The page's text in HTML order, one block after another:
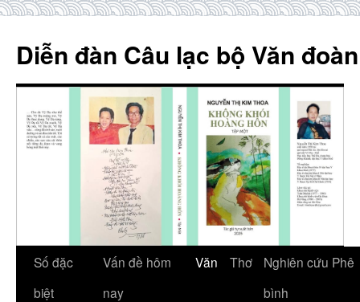
content
Diễn đàn Câu lạc bộ Văn
Số đặc
biệt
Vấn đề hôm
nay
Văn Thơ
Nghiên cứu Phê
bình